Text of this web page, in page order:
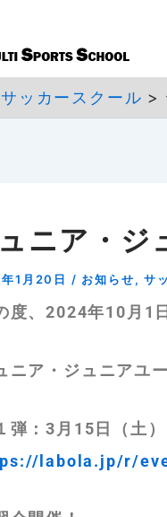
サッカースクール
ニア・ジ
1月20日 / お知らせ,サ
度、2024年10月1
ニア・ジュニアユ
弾：3月15日（土
labola.jp/r/